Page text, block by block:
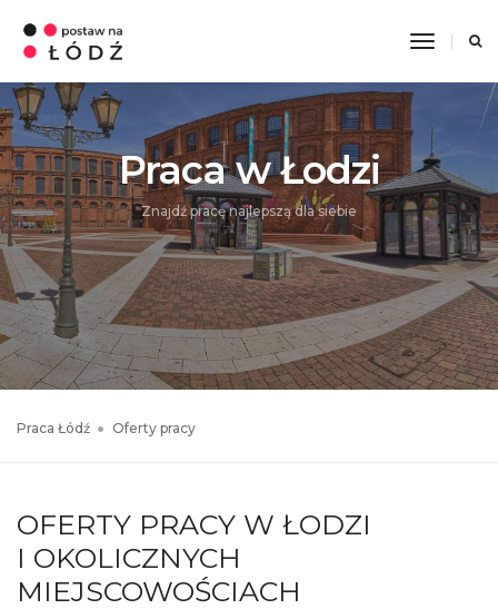
Toggle
Praca w Łodzi
Znajdź pracę najlepszą dla siebie
Praca Łódź Oferty pracy
OFERTY PRACY W ŁODZI
I OKOLICZNYCH
MIEJSCOWOŚCIACH